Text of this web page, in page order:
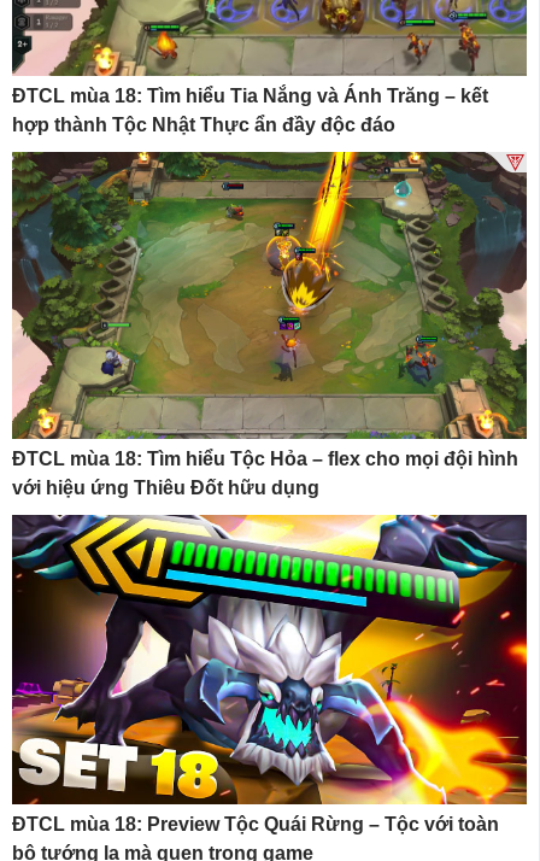
ĐTCL mùa 18: Tìm hiểu Tia Nắng và Ánh Trăng – kết
hợp thành Tộc Nhật Thực ẩn đầy độc đáo
ĐTCL mùa 18: Tìm hiểu Tộc Hỏa – flex cho mọi đội hình
với hiệu ứng Thiêu Đốt hữu dụng
ĐTCL mùa 18: Preview Tộc Quái Rừng – Tộc với toàn
bộ tướng lạ mà quen trong game